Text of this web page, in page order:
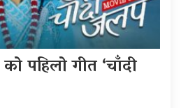
को पहिलो गीत ‘चाँदी